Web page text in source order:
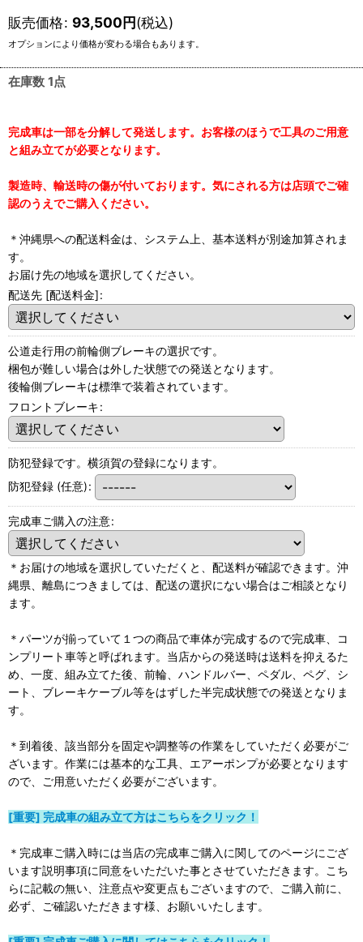
販売価格: 93,500円(税込)
オプションにより価格が変わる場合もあります。
在庫数 1点
完成車は一部を分解して発送します。お客様のほうで工具のご用意
と組み立てが必要となります。
製造時、輸送時の傷が付いております。気にされる方は店頭でご確
認のうえでご購入ください。
＊沖縄県への配送料金は、システム上、基本送料が別途加算されま
す。
お届け先の地域を選択してください。
配送先 [配送料金]:
公道走行用の前輪側ブレーキの選択です。
梱包が難しい場合は外した状態での発送となります。
後輪側ブレーキは標準で装着されています。
フロントブレーキ:
防犯登録です。横須賀の登録になります。
防犯登録 (任意):
完成車ご購入の注意:
＊お届けの地域を選択していただくと、配送料が確認できます。沖
縄県、離島につきましては、配送の選択にない場合はご相談となり
ます。
＊パーツが揃っていて１つの商品で車体が完成するので完成車、コ
ンプリート車等と呼ばれます。当店からの発送時は送料を抑えるた
め、一度、組み立てた後、前輪、ハンドルバー、ペダル、ペグ、シ
ート、ブレーキケーブル等をはずした半完成状態での発送となりま
す。
＊到着後、該当部分を固定や調整等の作業をしていただく必要がご
ざいます。作業には基本的な工具、エアーポンプが必要となります
ので、ご用意いただく必要がございます。
[重要] 完成車の組み立て方はこちらをクリック！
＊完成車ご購入時には当店の完成車ご購入に関してのページにござ
います説明事項に同意をいただいた事とさせていただきます。こち
らに記載の無い、注意点や変更点もございますので、ご購入前に、
必ず、ご確認いただきます様、お願いいたします。